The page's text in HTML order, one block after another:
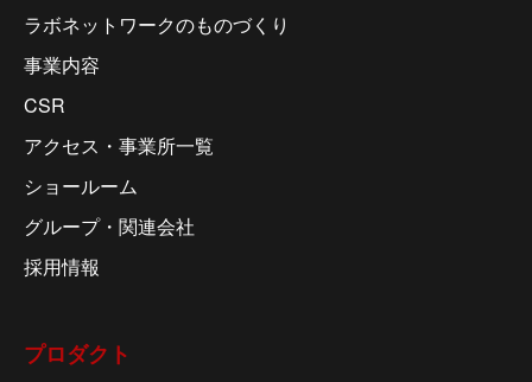
ラボネットワークのものづくり
事業内容
CSR
アクセス・事業所一覧
ショールーム
グループ・関連会社
採用情報
プロダクト